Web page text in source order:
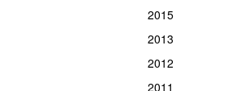
2015
2013
2012
2011